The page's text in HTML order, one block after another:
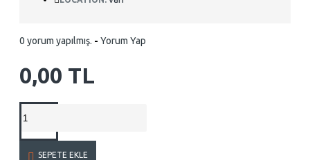
0 yorum yapılmış. - Yorum Yap
0,00 TL
SEPETE EKLE